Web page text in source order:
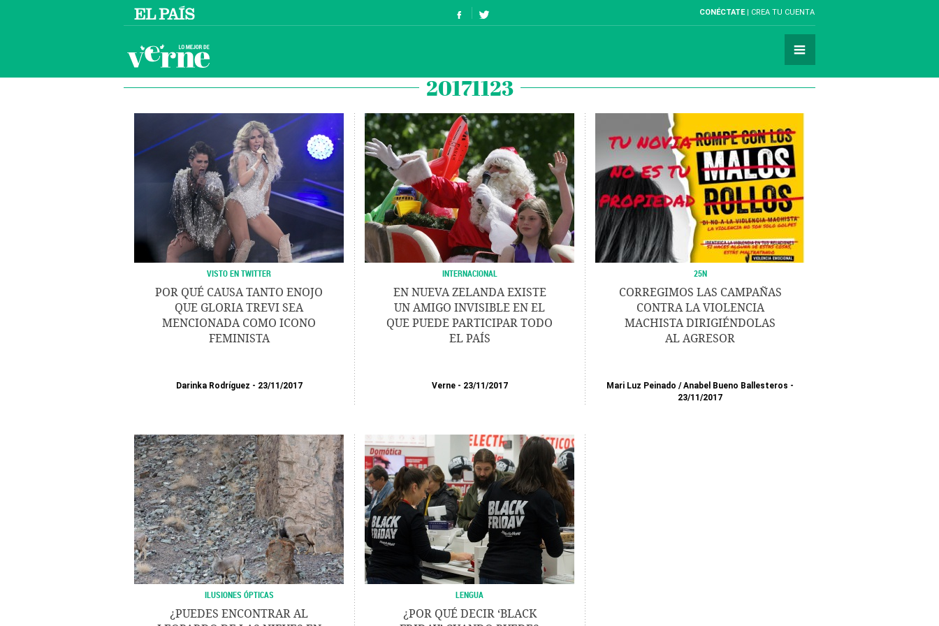
CONÉCTATE CREA TU CUENTA
20171123
VISTO EN TWITTER
POR QUÉ CAUSA TANTO ENOJO
QUE GLORIA TREVI SEA
MENCIONADA COMO ICONO
FEMINISTA
Darinka Rodríguez 23/11/2017
INTERNACIONAL
EN NUEVA ZELANDA EXISTE
UN AMIGO INVISIBLE EN EL
QUE PUEDE PARTICIPAR TODO
EL PAÍS
Verne 23/11/2017
25N
CORREGIMOS LAS CAMPAÑAS
CONTRA LA VIOLENCIA
MACHISTA DIRIGIÉNDOLAS
AL AGRESOR
Mari Luz Peinado /Anabel Bueno Ballesteros
23/11/2017
ILUSIONES ÓPTICAS
¿PUEDES ENCONTRAR AL
LENGUA
¿POR QUÉ DECIR ‘BLACK